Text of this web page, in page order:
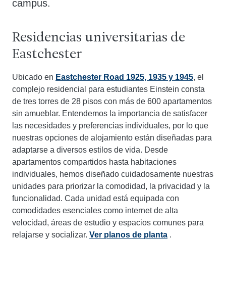
campus.
Residencias universitarias de
Eastchester
Ubicado en Eastchester Road 1925, 1935 y 1945, el
complejo residencial para estudiantes Einstein consta
de tres torres de 28 pisos con más de 600 apartamentos
sin amueblar. Entendemos la importancia de satisfacer
las necesidades y preferencias individuales, por lo que
nuestras opciones de alojamiento están diseñadas para
adaptarse a diversos estilos de vida. Desde
apartamentos compartidos hasta habitaciones
individuales, hemos diseñado cuidadosamente nuestras
unidades para priorizar la comodidad, la privacidad y la
funcionalidad. Cada unidad está equipada con
comodidades esenciales como internet de alta
velocidad, áreas de estudio y espacios comunes para
relajarse y socializar. Ver planos de planta .